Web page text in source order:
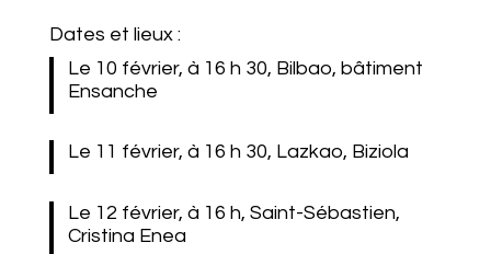
Dates et lieux :
Le 10 février, à 16 h 30, Bilbao, bâtiment
Ensanche
Le 11 février, à 16 h 30, Lazkao, Biziola
Le 12 février, à 16 h, Saint-Sébastien,
Cristina Enea